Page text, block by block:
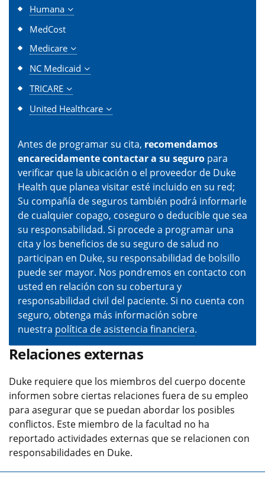
Humana
MedCost
Medicare
NC Medicaid
TRICARE
United Healthcare
Antes de programar su cita, recomendamos
encarecidamente contactar a su seguro para
verificar que la ubicación o el proveedor de Duke
Health que planea visitar esté incluido en su red;
Su compañía de seguros también podrá informarle
de cualquier copago, coseguro o deducible que sea
su responsabilidad. Si procede a programar una
cita y los beneficios de su seguro de salud no
participan en Duke, su responsabilidad de bolsillo
puede ser mayor. Nos pondremos en contacto con
usted en relación con su cobertura y
responsabilidad civil del paciente. Si no cuenta con
seguro, obtenga más información sobre
nuestra política de asistencia financiera.
Relaciones externas
Duke requiere que los miembros del cuerpo docente
informen sobre ciertas relaciones fuera de su empleo
para asegurar que se puedan abordar los posibles
conflictos. Este miembro de la facultad no ha
reportado actividades externas que se relacionen con
responsabilidades en Duke.